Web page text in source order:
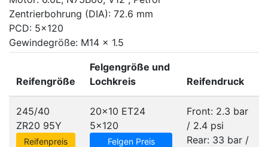
Zentrierbohrung (DIA): 72.6 mm
PCD: 5x120
Gewindegröße: M14 x 1.5
Reifengröße
Felgengröße und
Lochkreis
Reifendruck
245/40
ZR20 95Y
Reifenpreis
20x10 ET24
5x120
Felgen Preis
Front: 2.3 bar
/ 2.4 psi
Rear: 33 bar /